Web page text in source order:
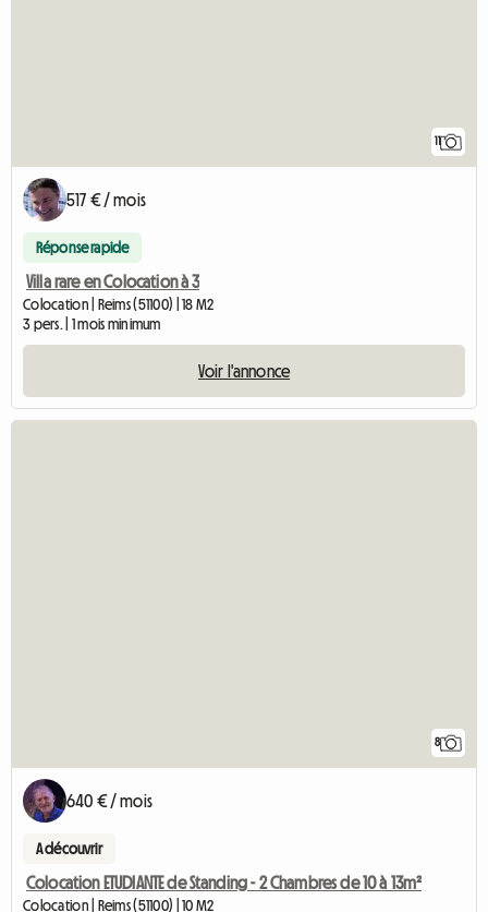
11
517 € / mois
Réponse rapide
Villa rare en Colocation à 3
Colocation | Reims (51100) | 18 M2
3 pers. | 1 mois minimum
Voir l'annonce
8
640 € / mois
A découvrir
Colocation ETUDIANTE de Standing - 2 Chambres de 10 à 13m²
Colocation | Reims (51100) | 10 M2